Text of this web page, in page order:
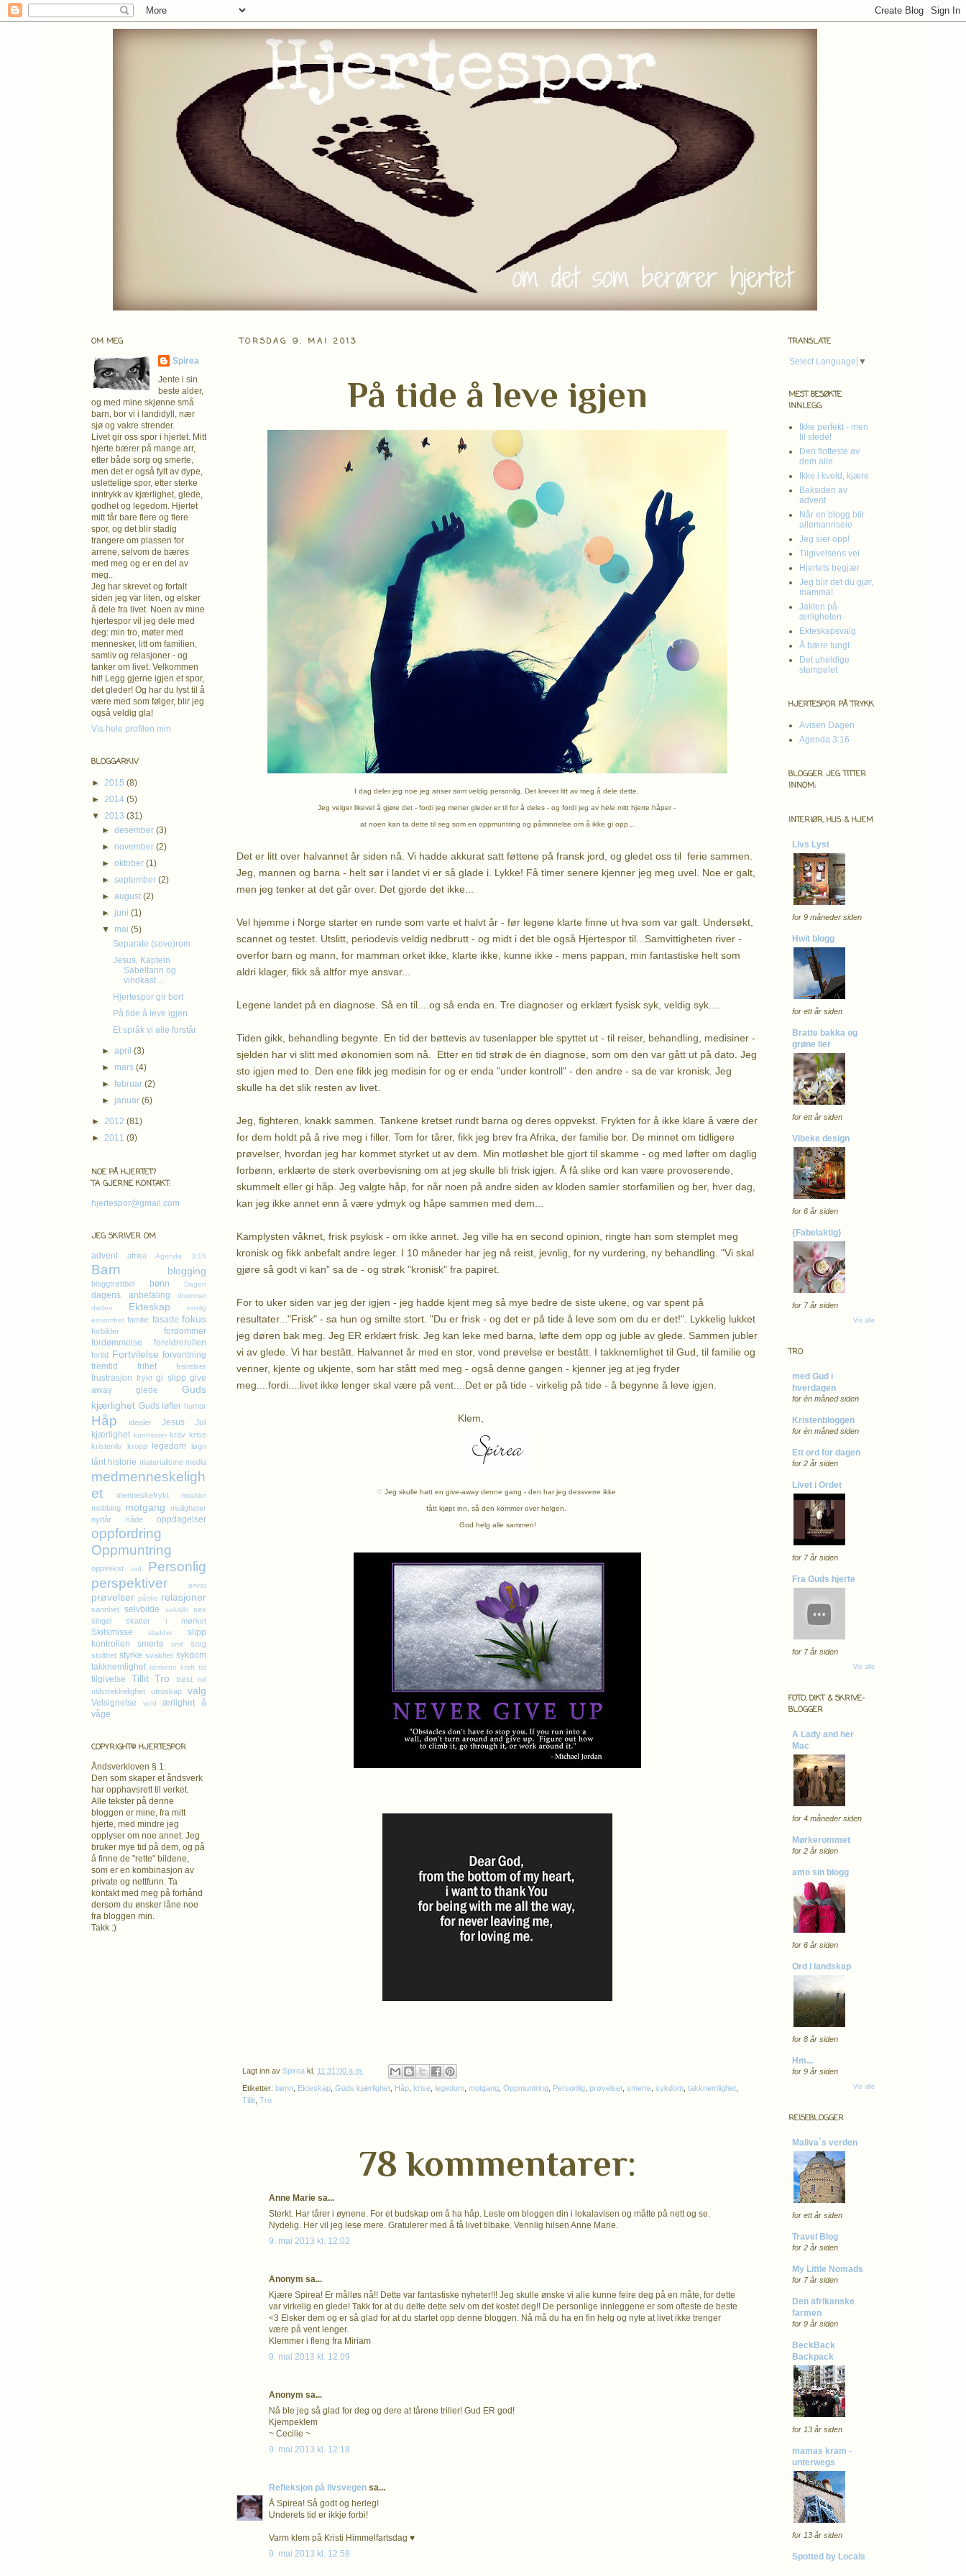
TORSDAG 9. MAI 2013
På tide å leve igjen
I dag deler jeg noe jeg anser som veldig personlig. Det krever litt av meg å dele dette.
Jeg velger likevel å gjøre det - fordi jeg mener gleder er til for å deles - og fordi jeg av hele mitt hjerte håper -
at noen kan ta dette til seg som en oppmuntring og påminnelse om å ikke gi opp...
Det er litt over halvannet år siden nå. Vi hadde akkurat satt føttene på fransk jord, og gledet oss til ferie sammen.
Jeg, mannen og barna - helt sør i landet vi er så glade i. Lykke! Få timer senere kjenner jeg meg uvel. Noe er galt,
men jeg tenker at det går over. Det gjorde det ikke...
Vel hjemme i Norge starter en runde som varte et halvt år - før legene klarte finne ut hva som var galt. Undersøkt,
scannet og testet. Utslitt, periodevis veldig nedbrutt - og midt i det ble også Hjertespor til...Samvittigheten river -
overfor barn og mann, for mamman orket ikke, klarte ikke, kunne ikke - mens pappan, min fantastiske helt som
aldri klager, fikk så altfor mye ansvar...
Legene landet på en diagnose. Så en til....og så enda en. Tre diagnoser og erklært fysisk syk, veldig syk....
Tiden gikk, behandling begynte. En tid der bøttevis av tusenlapper ble spyttet ut - til reiser, behandling, medisiner -
sjelden har vi slitt med økonomien som nå. Etter en tid strøk de èn diagnose, som om den var gått ut på dato. Jeg
sto igjen med to. Den ene fikk jeg medisin for og er enda "under kontroll" - den andre - sa de var kronisk. Jeg
skulle ha det slik resten av livet.
Jeg, fighteren, knakk sammen. Tankene kretset rundt barna og deres oppvekst. Frykten for å ikke klare å være der
for dem holdt på å rive meg i filler. Tom for tårer, fikk jeg brev fra Afrika, der familie bor. De minnet om tidligere
prøvelser, hvordan jeg har kommet styrket ut av dem. Min motløshet ble gjort til skamme - og med løfter om daglig
forbønn, erklærte de sterk overbevisning om at jeg skulle bli frisk igjen. Å få slike ord kan være provoserende,
skummelt eller gi håp. Jeg valgte håp, for når noen på andre siden av kloden samler storfamilien og ber, hver dag,
kan jeg ikke annet enn å være ydmyk og håpe sammen med dem...
Kamplysten våknet, frisk psykisk - om ikke annet. Jeg ville ha en second opinion, ringte han som stemplet meg
kronisk og fikk anbefalt andre leger. I 10 måneder har jeg nå reist, jevnlig, for ny vurdering, ny behandling. "Vi skal
gjøre så godt vi kan" sa de - og strøk "kronisk" fra papiret.
For to uker siden var jeg der igjen - jeg hadde kjent meg så mye bedre de siste ukene, og var spent på
resultater..."Frisk" - sa hun og smilte stort. "Du er frisk - og det er på tide å leve som om du er det!". Lykkelig lukket
jeg døren bak meg. Jeg ER erklært frisk. Jeg kan leke med barna, løfte dem opp og juble av glede. Sammen jubler
vi av glede. Vi har bestått. Halvannet år med en stor, vond prøvelse er bestått. I takknemlighet til Gud, til familie og
venner, kjente og ukjente, som har stått med meg - også denne gangen - kjenner jeg at jeg fryder
meg....fordi....livet ikke lenger skal være på vent....Det er på tide - virkelig på tide - å begynne å leve igjen.
Klem,
♡ Jeg skulle hatt en give-away denne gang - den har jeg dessverre ikke
fått kjøpt inn, så den kommer over helgen.
God helg alle sammen!
Lagt inn av Spirea kl. 11:31:00 a.m.
Etiketter: bønn Ekteskap Guds kjærlighet Håp krise legedom motgang Oppmuntring Personlig prøvelser, smerte sykdom takknemlighet
Tillit Tro
78 kommentarer:
Anne Marie sa...
Sterkt. Har tårer i øynene. For et budskap om å ha håp. Leste om bloggen din i lokalavisen og måtte på nett og se.
Nydelig. Her vil jeg lese mere. Gratulerer med å få livet tilbake. Vennlig hilsen Anne Marie.
9. mai 2013 kl. 12:02
Anonym sa...
Kjære Spirea! Er målløs nå!! Dette var fantastiske nyheter!!! Jeg skulle ønske vi alle kunne feire deg på en måte, for dette
var virkelig en glede! Takk for at du delte dette selv om det kostet deg!! De personlige innleggene er som ofteste de beste
<3 Elsker dem og er så glad for at du startet opp denne bloggen. Nå må du ha en fin helg og nyte at livet ikke trenger
være på vent lenger.
Klemmer i fleng fra Miriam
9. mai 2013 kl. 12:09
Anonym sa...
Nå ble jeg så glad for deg og dere at tårene triller! Gud ER god!
Kjempeklem
~ Cecilie ~
9. mai 2013 kl. 12:18
Refleksjon på livsvegen sa...
Å Spirea! Så godt og herleg!
Underets tid er ikkje forbi!
Varm klem på Kristi Himmelfartsdag ♥
9. mai 2013 kl. 12:58
OM MEG
Spirea
Jente i sin
beste alder,
og med mine skjønne små
barn, bor vi i landidyll, nær
sjø og vakre strender.
Livet gir oss spor i hjertet. Mitt
hjerte bærer på mange arr,
etter både sorg og smerte,
men det er også fylt av dype,
uslettelige spor, etter sterke
inntrykk av kjærlighet, glede,
godhet og legedom. Hjertet
mitt får bare flere og flere
spor, og det blir stadig
trangere om plassen for
arrene, selvom de bæres
med meg og er en del av
meg..
Jeg har skrevet og fortalt
siden jeg var liten, og elsker
å dele fra livet. Noen av mine
hjertespor vil jeg dele med
deg: min tro, møter med
mennesker, litt om familien,
samliv og relasjoner - og
tanker om livet. Velkommen
hit! Legg gjerne igjen et spor,
det gleder! Og har du lyst til å
være med som følger, blir jeg
også veldig gla!
Vis hele profilen min
BLOGGARKIV
► 2015 (8)
► 2014 (5)
▼ 2013 (31)
►desember(3)
► november(2)
►oktober(1)
►september(2)
►august(2)
► juni(1)
▼ mai(5)
Separate (sove)rom
Jesus, Kaptein
Sabeltann og
vindkast....
Hjertespor gir bort
På tide å leve igjen
Et språk vi alle forstår
►april(3)
► mars(4)
►februar(2)
► januar(6)
► 2012 (81)
► 2011 (9)
NOE PÅ HJERTET?
TA GJERNE KONTAKT:
hjertespor@gmail.com
JEG SKRIVER OM
advent afrika Agenda 3:16
Barn blogging
bloggtrøbbel bønn Dagen
dagens anbefaling
drømmer
døden
Ekteskap
enslig
ensomhet familie fasade fokus
forbilder
fordommer
fordømmelse
foreldrerollen
fortid Fortvilelse forventning
fremtid
frihet fristelser
frustrasjon frykt gi slipp give
away
glede
Guds
kjærlighet Guds løfter humor
Håp idealer Jesus
Jul
kjærlighet kontraster krav krise
kristenliv kropp legedom løgn
lånt historie materialisme media
medmenneskeligh
et
menneskefrykt mirakler
mobbing motgang
muligheter
nyttår
nåde oppdagelser
oppfordring
Oppmuntring
oppvekst ord
Personlig
perspektiver
privat
prøvelser påske relasjoner
sannhet selvbilde selvtillit
sex
singel
skatter i mørket
Skilsmisse sladder
slipp
kontrollen
smerte smil
sorg
stolthet styrke svakhet sykdom
takknemlighet tankens kraft tid
tilgivelse Tillit Tro trøst tvil
utilstrekkelighet utroskap valg
Velsignelse vold ærlighet
å
våge
COPYRIGHT© HJERTESPOR
Åndsverkloven § 1:
Den som skaper et åndsverk
har opphavsretttil verket.
Alle tekster på denne
bloggen er mine, fra mitt
hjerte, med mindre jeg
opplyser om noe annet. Jeg
bruker mye tid på dem, og på
å finne de "rette" bildene,
som er en kombinasjon av
private og nettfunn. Ta
kontakt med meg på forhånd
dersom du ønsker låne noe
fra bloggen min.
Takk :)
TRANSLATE
Select Language ▼
MEST BESØKTE
INNLEGG
Ikke perfekt - men
til stede!
Den flotteste av
dem alle
Ikke i kveld, kjære
Baksiden av
advent
Når en blogg blir
allemannseie
Jeg sier opp!
Tilgivelsens vei
Hjertets begjær
Jeg blir det du gjør,
mamma!
Jakten på
ærligheten
Ekteskapsvalg
Å bære tungt
Det uheldige
stempelet
HJERTESPOR PÅ TRYKK
Avisen Dagen
Agenda 3:16
BLOGGER JEG TITTER
INNOM:
INTERIØR, HUS & HJEM
Livs Lyst
for 9 måneder siden
Hwit blogg
for ett år siden
Bratte bakka og
grøne lier
for ett år siden
Vibeke design
for 6 år siden
{Fabelaktig}
for 7 år siden
Vis alle
TRO
med Gud i
hverdagen
for én måned siden
Kristenbloggen
for én måned siden
Ett ord for dagen
for 2 år siden
Livet i Ordet
for 7 år siden
Fra Guds hjerte
for 7 år siden
Vis alle
FOTO, DIKT & SKRIVE-
BLOGGER
A Lady and her
Mac
for 4 måneder siden
Mørkerommet
for 2 år siden
amo sin blogg
for 6 år siden
Ord i landskap
for 8 år siden
Hm...
for 9 år siden
Vis alle
REISEBLOGGER
Maliva`s verden
for ett år siden
Travel Blog
for 2 år siden
My Little Nomads
for 7 år siden
Den afrikanske
farmen
for 9 år siden
BeckBack
Backpack
for 13 år siden
mamas kram -
unterwegs
for 13 år siden
Spotted by Locals